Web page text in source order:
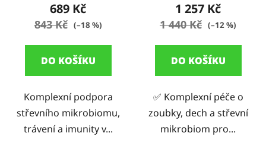
689 Kč
843 Kč (–18 %)
DO KOŠÍKU
Komplexní podpora
střevního mikrobiomu,
trávení a imunity v...
1 257 Kč
1 440 Kč (–12 %)
DO KOŠÍKU
✅ Komplexní péče o
zoubky, dech a střevní
mikrobiom pro...